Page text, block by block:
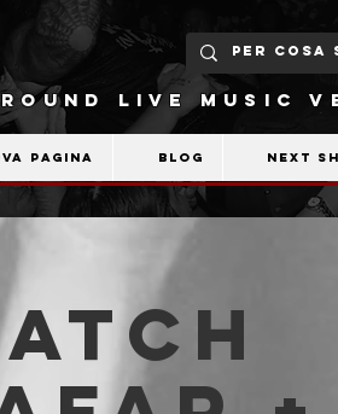
LIVE MUSIC
pagina Blog Next